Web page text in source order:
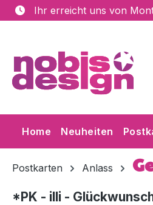
Hauptinhalt springen
Zur Suche springen
Zur Hauptnavigation
Ihr erreicht uns von
Home Neuheiten
Postkarten Anlass
*PK - illi -